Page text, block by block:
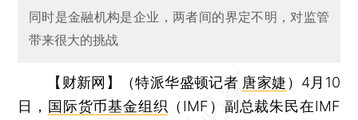
同时是金融机构是企业，两者间的界定不明，对监管
带来很大的挑战
【财新网】（特派华盛顿记者 唐家婕 ） 4月10
日， 国际货币基金组织 （IMF）副总裁朱民在IMF